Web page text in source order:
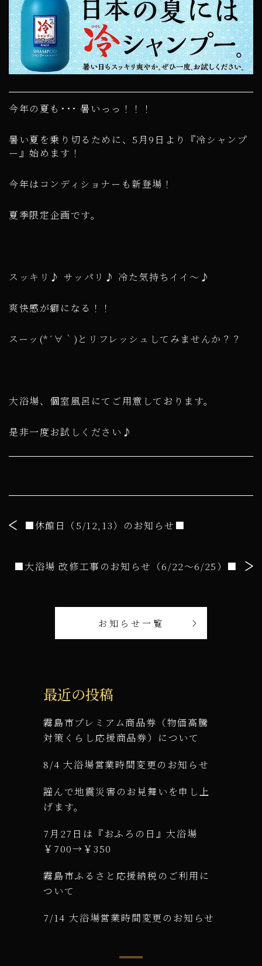
今年の夏も･･･ 暑いっっ！！！
暑い夏を乗り切るために、5月9日より『冷シャンプ
ー』始めます！
今年はコンディショナーも新登場！
夏季限定企画です。
スッキリ♪ サッパリ♪ 冷た気持ちイイ～♪
爽快感が癖になる！！
スーッ(*´∀｀)とリフレッシュしてみませんか？？
大浴場、個室風呂にてご用意しております。
是非一度お試しください♪
■休館日（5/12,13）のお知らせ■
■大浴場 改修工事のお知らせ（6/22～6/25）■
お知らせ一覧
最近の投稿
霧島市プレミアム商品券（物価高騰
対策くらし応援商品券）について
8/4 大浴場営業時間変更のお知らせ
謹んで地震災害のお見舞いを申し上
げます。
7月27日は『おふろの日』大浴場
￥700→￥350
霧島市ふるさと応援納税のご利用に
ついて
7/14 大浴場営業時間変更のお知らせ